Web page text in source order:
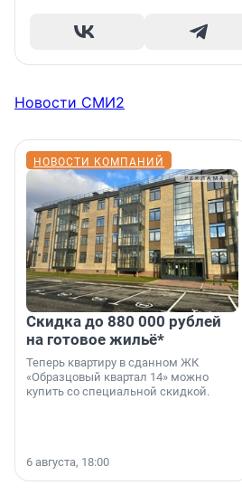
Новости СМИ2
НОВОСТИ КОМПАНИЙ
Скидка до 880 000 рублей
на готовое жильё*
Теперь квартиру в сданном ЖК
«Образцовый квартал 14» можно
купить со специальной скидкой.
6 августа, 18:00